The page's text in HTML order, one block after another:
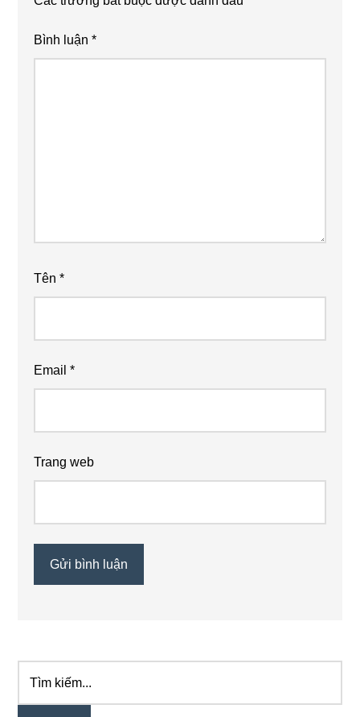
Bình luận*
Tên*
Email*
Trang web
Primary
Sidebar
kiếm...